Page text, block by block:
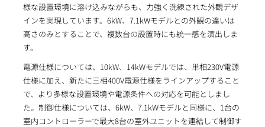
様な設置環境に溶け込みながらも、力強く洗練された外観デザ
インを実現しています。6kW、7.1kWモデルとの外観の違いは
高さのみとすることで、複数台の設置時にも統一感を演出しま
す。
電源仕様については、10kW、14kWモデルでは、単相230V電源
仕様に加え、新たに三相400V電源仕様をラインアップすること
で、より多様な設置環境や電源条件への対応を可能としまし
た。制御仕様については、6kW、7.1kWモデルと同様に、1台の
室内コントローラーで最大8台の室外ユニットを連結して制御す